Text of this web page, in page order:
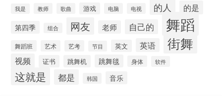
我是 教师 歌曲 游戏 电脑 电视 的人 的是
第四季 组合 网友 老师 自己的 舞蹈
舞蹈班 艺术 艺考 节目 英文 英语 街舞
视频 证书 跳舞机 跳舞毯 身体 软件
这就是 都是 韩国 音乐